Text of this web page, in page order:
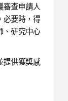
審查申請人
必要時，得
、研究中心
提供獲獎感